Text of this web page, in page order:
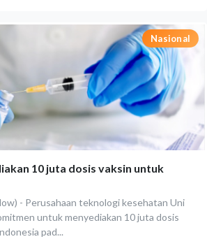
Nasional
10 juta dosis vaksin untuk
- Perusahaan teknologi kesehatan Uni
untuk menyediakan 10 juta dosis
pad...